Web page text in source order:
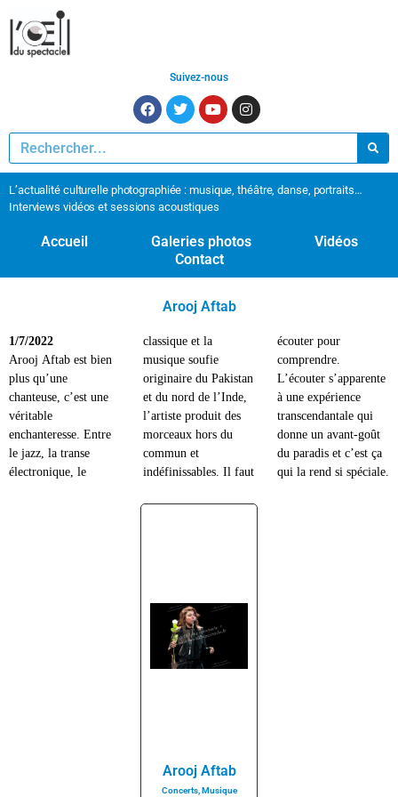
Suivez-nous
L’actualité culturelle photographiée : musique, théâtre, danse, portraits…
Interviews vidéos et sessions acoustiques
Accueil Galeries photos
Vidéos
Contact
Arooj Aftab
1/7/2022
Arooj Aftab est bien
plus qu’une
chanteuse, c’est une
véritable
enchanteresse. Entre
le jazz, la transe
électronique, le
classique et la
musique soufie
originaire du Pakistan
et du nord de l’Inde,
l’artiste produit des
morceaux hors du
commun et
indéfinissables. Il faut
écouter pour
comprendre.
L’écouter s’apparente
à une expérience
transcendantale qui
donne un avant-goût
du paradis et c’est ça
qui la rend si spéciale.
Arooj Aftab
Concerts,Musique